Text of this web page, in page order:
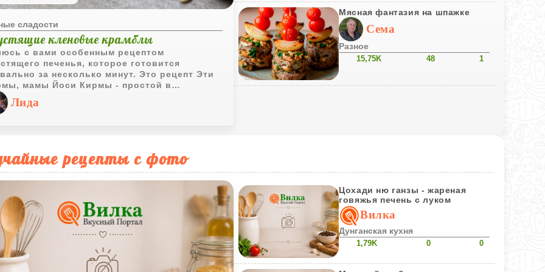
сладости
кленовые крамблы
с вами особенным рецептом
печенья, которое готовится
за несколько минут. Это рецепт Эти
мамы Йоси Кирмы - простой в
но удивительно вкусный. Тонкая
оболочка из кленового сиропа
семечки и орехи, а кукурузные
ломать руками и наслаждаться. Печенье
Эти - в память о Йоси Кирме (светлая
Приготовлено ко Дню памяти.
Лида
Мясная фантазия на шпажке
Сема
Разное
15,75K 48 1
рецепты с фото
Цохади ню ганзы - жареная
говяжья печень с луком
Вилка
Дунганская кухня
1,79K 0 0